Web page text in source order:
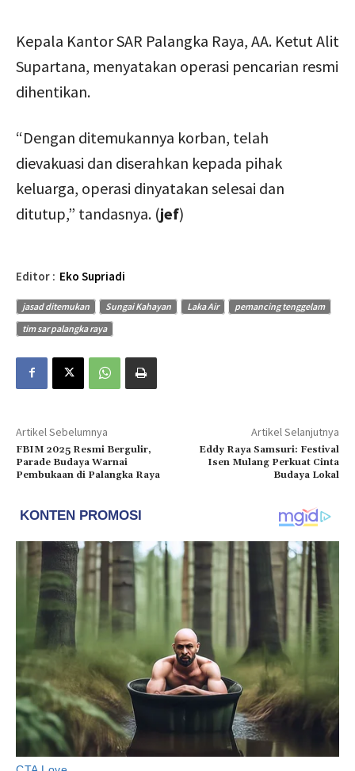
Kepala Kantor SAR Palangka Raya, AA. Ketut Alit
Supartana, menyatakan operasi pencarian resmi
dihentikan.
“Dengan ditemukannya korban, telah
dievakuasi dan diserahkan kepada pihak
keluarga, operasi dinyatakan selesai dan
ditutup,” tandasnya. (jef)
Editor : Eko Supriadi
jasad ditemukan Sungai Kahayan Laka Air
pemancing tenggelam
tim sar palangka raya
Artikel Sebelumnya
FBIM 2025 Resmi Bergulir,
Parade Budaya Warnai
Pembukaan di Palangka Raya
Artikel Selanjutnya
Eddy Raya Samsuri: Festival
Isen Mulang Perkuat Cinta
Budaya Lokal